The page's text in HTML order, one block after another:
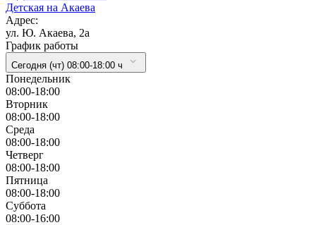
Детская на Акаева
Адрес:
ул. Ю. Акаева, 2а
График работы
Сегодня (чт) 08:00-18:00 ч
Понедельник
08:00-18:00
Вторник
08:00-18:00
Cреда
08:00-18:00
Четверг
08:00-18:00
Пятница
08:00-18:00
Суббота
08:00-16:00